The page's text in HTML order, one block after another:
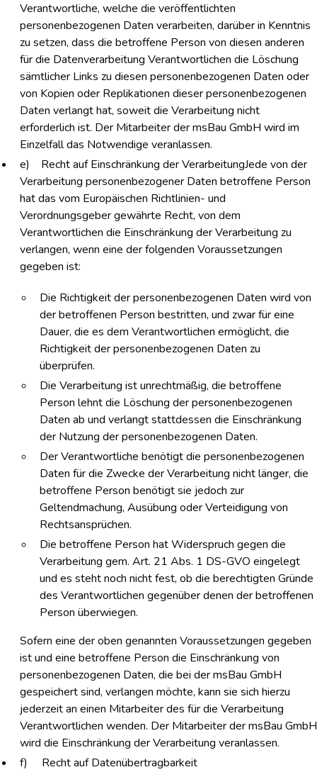
Verantwortliche, welche die veröffentlichten
personenbezogenen Daten verarbeiten, darüber in Kenntnis
zu setzen, dass die betroffene Person von diesen anderen
für die Datenverarbeitung Verantwortlichen die Löschung
sämtlicher Links zu diesen personenbezogenen Daten oder
von Kopien oder Replikationen dieser personenbezogenen
Daten verlangt hat, soweit die Verarbeitung nicht
erforderlich ist. Der Mitarbeiter der msBau GmbH wird im
Einzelfall das Notwendige veranlassen.
e) Recht auf Einschränkung der VerarbeitungJede von der
Verarbeitung personenbezogener Daten betroffene Person
hat das vom Europäischen Richtlinien- und
Verordnungsgeber gewährte Recht, von dem
Verantwortlichen die Einschränkung der Verarbeitung zu
verlangen, wenn eine der folgenden Voraussetzungen
gegeben ist:
Die Richtigkeit der personenbezogenen Daten wird von
der betroffenen Person bestritten, und zwar für eine
Dauer, die es dem Verantwortlichen ermöglicht, die
Richtigkeit der personenbezogenen Daten zu
überprüfen.
Die Verarbeitung ist unrechtmäßig, die betroffene
Person lehnt die Löschung der personenbezogenen
Daten ab und verlangt stattdessen die Einschränkung
der Nutzung der personenbezogenen Daten.
Der Verantwortliche benötigt die personenbezogenen
Daten für die Zwecke der Verarbeitung nicht länger, die
betroffene Person benötigt sie jedoch zur
Geltendmachung, Ausübung oder Verteidigung von
Rechtsansprüchen.
Die betroffene Person hat Widerspruch gegen die
Verarbeitung gem. Art. 21 Abs. 1 DS-GVO eingelegt
und es steht noch nicht fest, ob die berechtigten Gründe
des Verantwortlichen gegenüber denen der betroffenen
Person überwiegen.
Sofern eine der oben genannten Voraussetzungen gegeben
ist und eine betroffene Person die Einschränkung von
personenbezogenen Daten, die bei der msBau GmbH
gespeichert sind, verlangen möchte, kann sie sich hierzu
jederzeit an einen Mitarbeiter des für die Verarbeitung
Verantwortlichen wenden. Der Mitarbeiter der msBau GmbH
wird die Einschränkung der Verarbeitung veranlassen.
f) Recht auf Datenübertragbarkeit